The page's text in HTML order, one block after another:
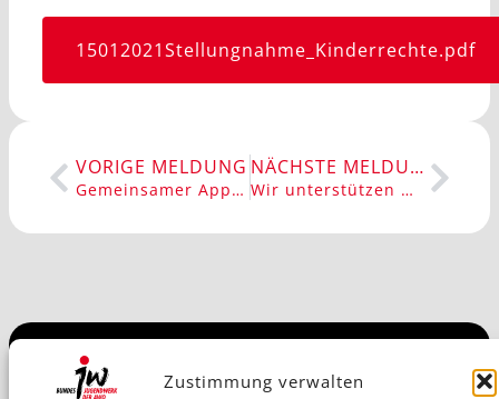
Zustimmung verwalten
15012021Stellungnahme_Kinderrechte.pdf
VORIGE MELDUNG
Gemeinsamer Appell vom AWO Bundesverband und dem Bundesjugendwerk der AWO
NÄCHSTE MELDUNG
Wir unterstützen den offenen Brief von korientation e.V.